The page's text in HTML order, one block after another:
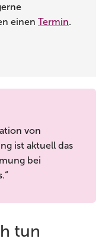
einen Termin.
von
ist aktuell das
bei
tun